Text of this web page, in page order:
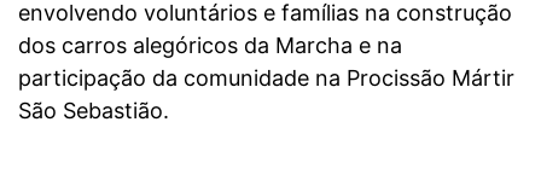
envolvendo voluntários e famílias na construção
dos carros alegóricos da Marcha e na
participação da comunidade na Procissão Mártir
São Sebastião.